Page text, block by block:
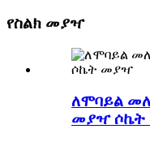
የስልክ መያዣ
ለሞባይል
መያዣ